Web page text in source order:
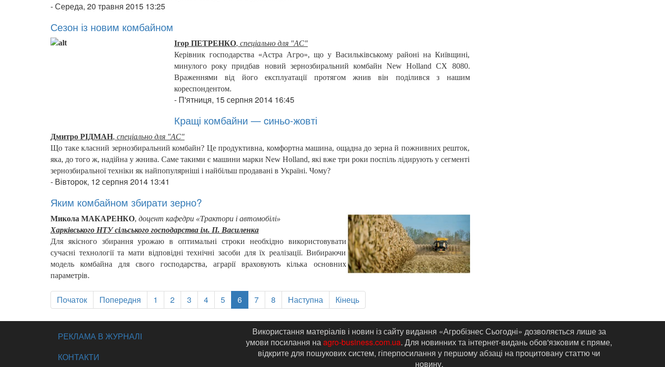
-Середа, 20 травня 2015 13:25
Сезон із новим комбайном
Ігор ПЕТРЕНКО, спеціально для "АС"
Керівник господарства «Астра Агро», що у Васильківському районі на Київщині,
минулого року придбав новий зернозбиральний комбайн New Holland CX 8080.
Враженнями від його експлуатації протягом жнив він поділився з нашим
кореспондентом.
- П'ятниця, 15 серпня 2014 16:45
Кращі комбайни — cиньо-жовті
Дмитро РІДМАН, спеціально для "АС"
Що таке класний зернозбиральний комбайн? Це продуктивна, комфортна машина, ощадна до зерна й пожнивних решток,
яка, до того ж, надійна у жнива. Саме такими є машини марки New Holland, які вже три роки поспіль лідирують у сегменті
зернозбиральної техніки як найпопулярніші і найбільш продавані в Україні. Чому?
- Вівторок, 12 серпня 2014 13:41
Яким комбайном збирати зерно?
Микола МАКАРЕНКО, доцент кафедри «Трактори і автомобілі»
Харківського НТУ сільського господарства ім. П. Василенка
Для якісного збирання урожаю в оптимальні строки необхідно використовувати
сучасні технології та мати відповідні технічні засоби для їх реалізації. Вибираючи
модель комбайна для свого господарства, аграрії враховують кілька основних
параметрів.
Початок Попередня 1 2 3 4 5 6 7 8 Наступна Кінець
РЕКЛАМА В ЖУРНАЛІ
КОНТАКТИ
Використання матеріалів і новин із сайту видання «Агробізнес Сьогодні» дозволяється лише за
умови посилання наagro-business.com.ua. Для новинних та інтернет-видань обов'язковим є пряме,
відкрите для пошукових систем, гіперпосилання у першому абзаці на процитовану статтю чи
новину.